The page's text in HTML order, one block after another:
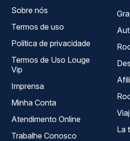
Sobre nós
Termos de uso
Política de privacidade
Termos de Uso Louge
Vip
Imprensa
Minha Conta
Atendimento Online
Trabalhe Conosco